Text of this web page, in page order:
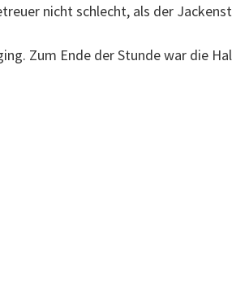
nicht schlecht, als der
Zum Ende der Stunde war die